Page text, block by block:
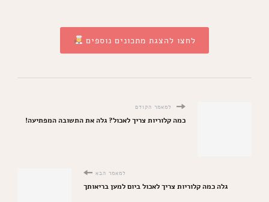
לחצו להצגת מתכונים נוספים
למאמר הקודם
כמה קלוריות צריך לאכול? גלה את התשובה המפתיעה!
למאמר הבא
גלה כמה קלוריות צריך לאכול ביום למען בריאותך